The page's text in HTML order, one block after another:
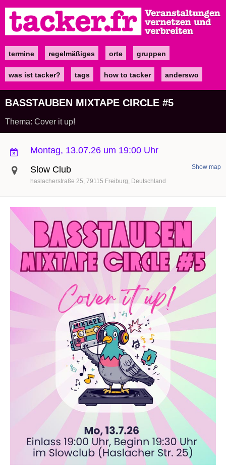
zum
Inhalt
Maintermine regelmäßiges orte gruppen
was ist tacker? tags how to tacker anderswo
BASSTAUBEN MIXTAPE CIRCLE #5
Thema: Cover it up!
Montag, 13.07.26 um 19:00 Uhr
Slow Club
haslacherstraße 25 79115 Freiburg Deutschland
Show map